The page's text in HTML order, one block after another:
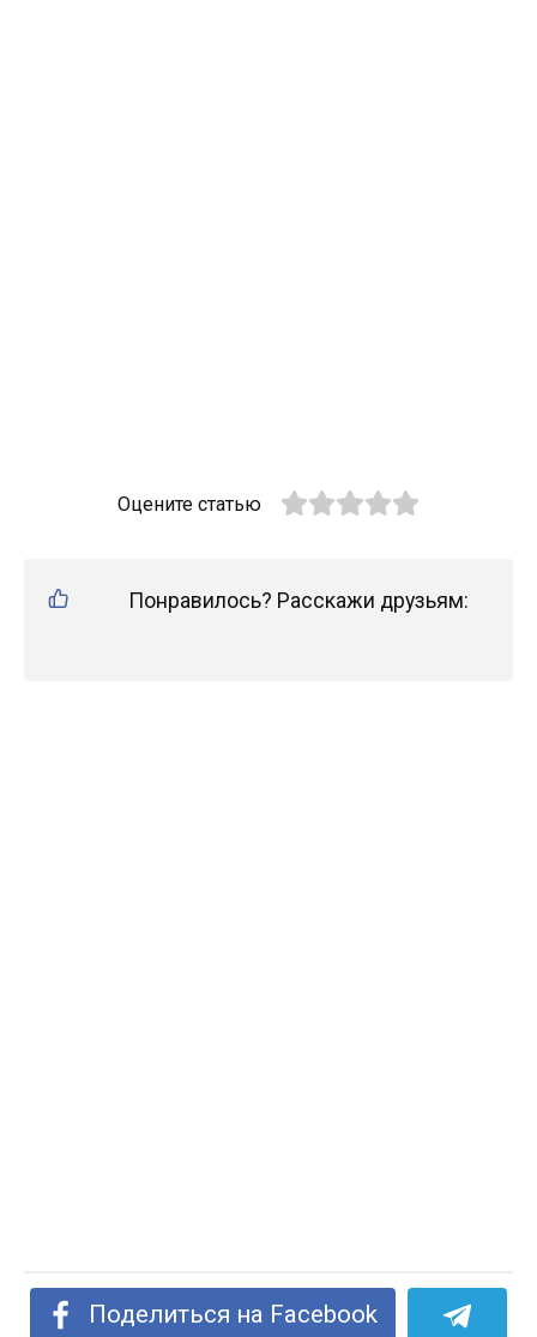
Оцените статью
Понравилось? Расскажи друзьям:
Поделиться на Facebook